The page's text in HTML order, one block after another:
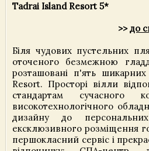
Tadrai Island Resort 5*
>>до
Біля чудових пустельних
оточеного безмежною
розташовані п'ять
Resort. Просторі вілли
стандартам сучасного
високотехнологічного
дизайну до
ексклюзивного розміщення
першокласний сервіс і